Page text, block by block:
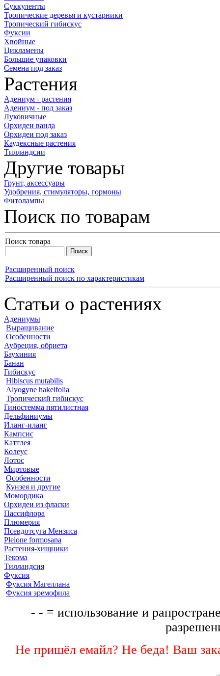
Суккуленты
Тропические деревья и кустарники
Тропический гибискус
Фуксии
Хвойные
Цикламены
Большие упаковки
Семена под заказ
Растения
Адениум - растения
Адениум - под заказ
Луковичные
Орхидеи ванда
Орхидеи под заказ
Каудексные растения
Тилландсии
Другие товары
Грунт, аксессуары
Удобрения, стимуляторы, гормоны
Фитолампы
Поиск по товарам
Поиск товара
Расширенный поиск
Расширенный поиск по характеристикам
Статьи о растениях
Адениумы
Выращивание
Особенности
Аубреция, обриета
Баухиния
Банан
Гибискус
Hibiscus mutabilis
Alyogyne hakeifolia
Тропический гибискус
Гиностемма пятилистная
Дельфиниумы
Иланг-иланг
Кампсис
Каттлея
Колеус
Лотос
Миртовые
Особенности
Кунзея и другие
Момордика
Орхидеи из фласки
Пассифлора
Плюмерия
Псевдотсуга Мензиса
Pleione formosana
Растения-хищники
Текома
Тилландсия
Фуксия
Фуксия Магеллана
Фуксия эремофила
- - = использование и
Не пришёл емайл? Не беда! Ваш